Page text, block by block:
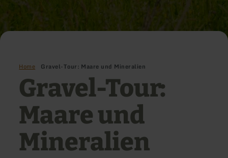
Home Gravel-Tour: Maare und Mineralien
Gravel-Tour:
Maare und
Mineralien